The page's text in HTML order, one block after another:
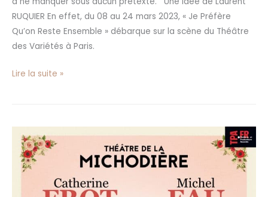
RUQUIER En effet, du 08 au 24 mars 2023, « Je Préfère
Qu’on Reste Ensemble » débarque sur la scène du Théâtre
des Variétés à Paris.
Lire la suite »
«
Lorsque
L’Enfant
Paraît